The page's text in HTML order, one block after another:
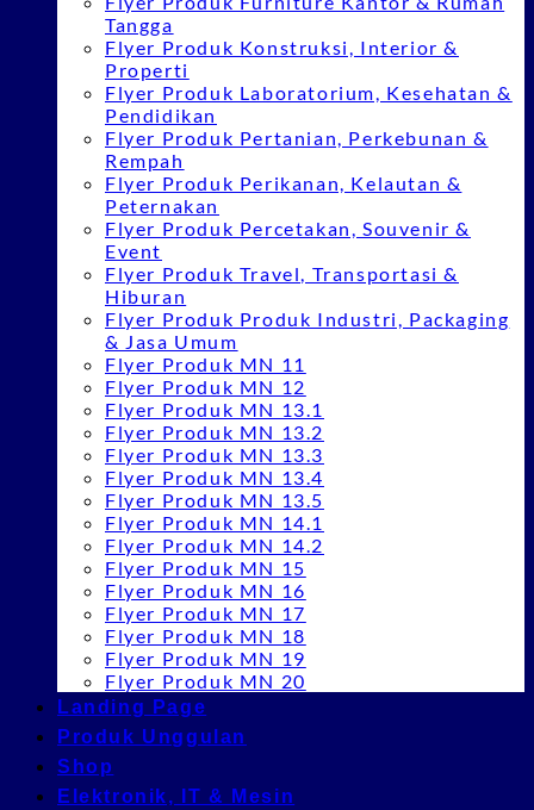
Tangga
Flyer Produk Konstruksi, Interior &
Properti
Flyer Produk Laboratorium, Kesehatan &
Pendidikan
Flyer Produk Pertanian, Perkebunan &
Rempah
Flyer Produk Perikanan, Kelautan &
Peternakan
Flyer Produk Percetakan, Souvenir &
Event
Flyer Produk Travel, Transportasi &
Hiburan
Flyer Produk Produk Industri, Packaging
& Jasa Umum
Flyer Produk MN 11
Flyer Produk MN 12
Flyer Produk MN 13.1
Flyer Produk MN 13.2
Flyer Produk MN 13.3
Flyer Produk MN 13.4
Flyer Produk MN 13.5
Flyer Produk MN 14.1
Flyer Produk MN 14.2
Flyer Produk MN 15
Flyer Produk MN 16
Flyer Produk MN 17
Flyer Produk MN 18
Flyer Produk MN 19
Flyer Produk MN 20
Landing Page
Produk Unggulan
Shop
Elektronik, IT & Mesin